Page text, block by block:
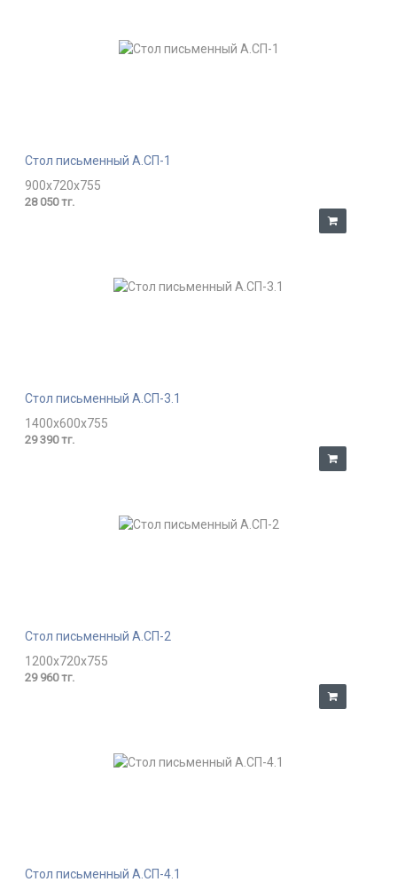
Стол письменный А.СП-1
900x720x755
28 050 тг.
Стол письменный А.СП-3.1
1400x600x755
29 390 тг.
Стол письменный А.СП-2
1200x720x755
29 960 тг.
Стол письменный А.СП-4.1